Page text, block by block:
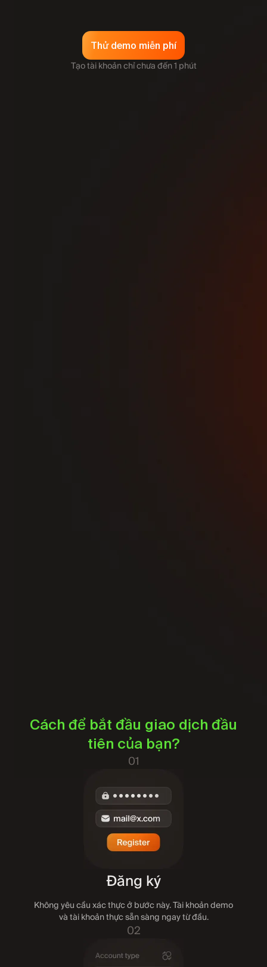
Thử demo miễn phí
Tạo tài khoản chỉ chưa đến 1 phút
Cách để bắt đầu giao dịch đầu
tiên của bạn?
01
Đăng ký
Không yêu cầu xác thực ở bước này. Tài khoản demo
và tài khoản thực sẵn sàng ngay từ đầu.
02